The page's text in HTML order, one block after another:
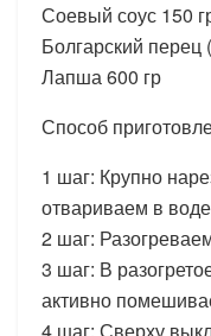
Соевый соус 150
Болгарский перец
Лапша 600 гр
Способ
1 шаг: Крупно
отвариваем в
2 шаг:
3 шаг: В
активно